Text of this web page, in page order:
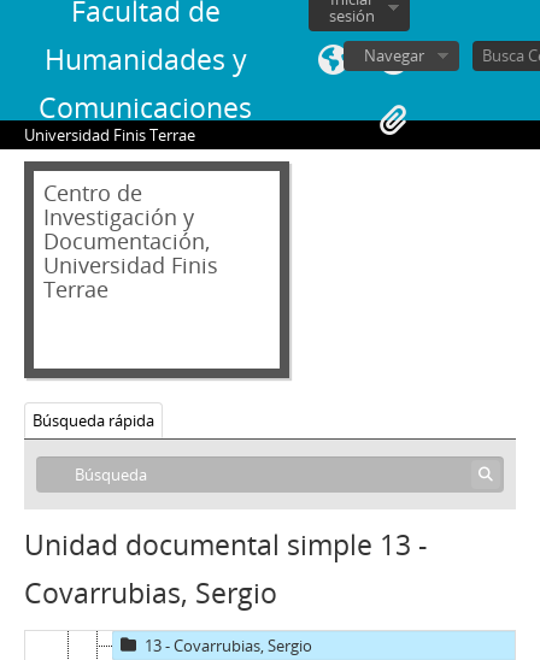
Facultad de
Humanidades y
Comunicaciones
sesión
Navegar
Universidad Finis Terrae
Centro de
Investigación y
Documentación,
Universidad Finis
Terrae
Búsqueda rápida
Unidad documental simple 13 -
Covarrubias, Sergio
01 - Archivo audiovisual
VT - Videos Testimoniales
00000 - Inventario Videos Testimoniales
4 - Undurraga, Sergio
5 - Conversación general
6 - Calvo, Pedro
7 - Cauas, Jorge
9 - De Castro, Sergio
10 - Baraona, Pablo
11 - Merino, José Toribio
12 - Tusset, Antonio
13 - Covarrubias, Sergio